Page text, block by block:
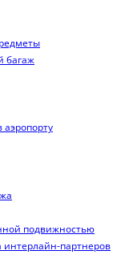
багаж
подвижностью
партнеров